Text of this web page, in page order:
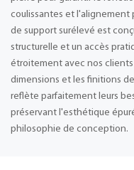
coulissantes et l'alignement
de support surélevé est
structurelle et un accès
étroitement avec nos
dimensions et les finitions
reflète parfaitement leurs
préservant l'esthétique
philosophie de conception.